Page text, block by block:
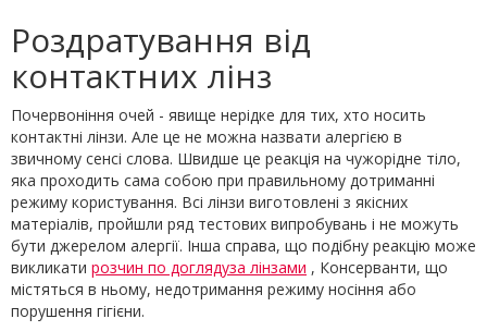
Роздратування від
контактних лінз
Почервоніння очей - явище нерідке для тих, хто носить
контактні лінзи. Але це не можна назвати алергією в
звичному сенсі слова. Швидше це реакція на чужорідне тіло,
яка проходить сама собою при правильному дотриманні
режиму користування. Всі лінзи виготовлені з якісних
матеріалів, пройшли ряд тестових випробувань і не можуть
бути джерелом алергії. Інша справа, що подібну реакцію може
викликати розчин по доглядуза лінзами , Консерванти, що
містяться в ньому, недотримання режиму носіння або
порушення гігієни.